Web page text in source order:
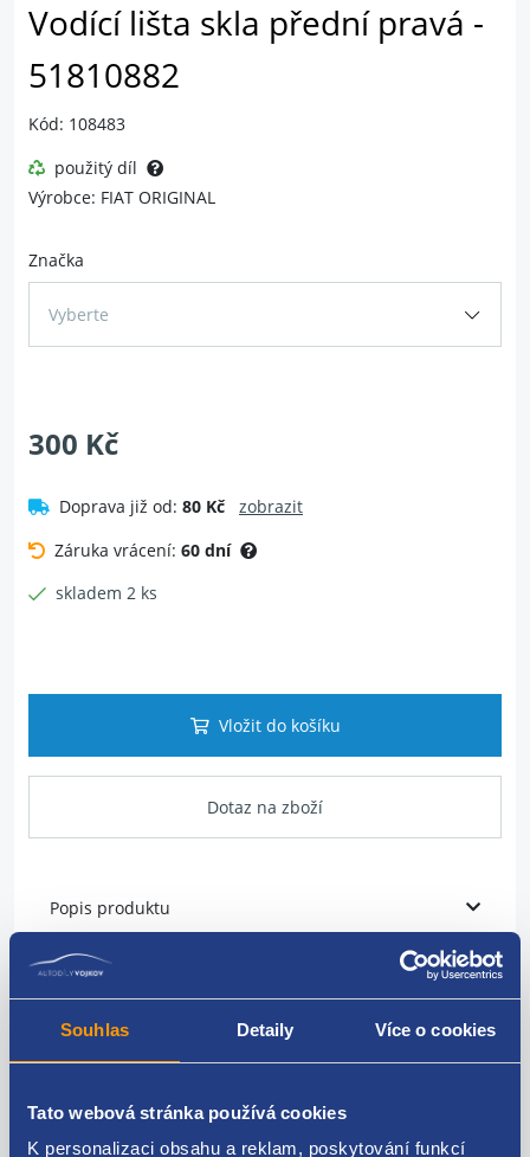
Souhlas Detaily Více o cookies
Tato webová stránka používá cookies
K personalizaci obsahu a reklam, poskytování funkcí
Vodící lišta skla přední pravá -
51810882
Kód: 108483
použitý díl
Výrobce: FIAT ORIGINAL
Značka
Vyberte
300 Kč
Doprava již od: 80 Kč
zobrazit
Záruka vrácení: 60 dní
skladem 2 ks
Vložit do košíku
Dotaz na zboží
Popis produktu
Vodící lišta skla přední pravá
strana: pravá
FIAT original: 51810882